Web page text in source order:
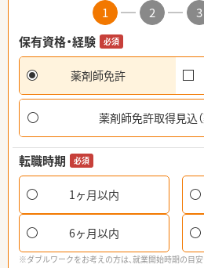
1 2 3
保有資格・経験
必須
薬剤師免許
薬剤師免許取得見込（
転職時期 必須
1ヶ月以内
6ヶ月以内
※ダブルワークをお考えの方は、就業開始時期の目